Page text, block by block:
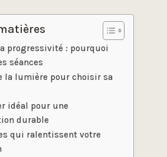
progressivité : pourquoi
séances
la lumière pour choisir sa
idéal pour une
durable
qui ralentissent votre